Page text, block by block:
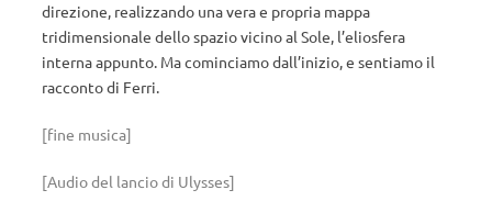
direzione, realizzando una vera e propria mappa
tridimensionale dello spazio vicino al Sole, l’eliosfera
interna appunto. Ma cominciamo dall’inizio, e sentiamo il
racconto di Ferri.
[fine musica]
[Audio del lancio di Ulysses]